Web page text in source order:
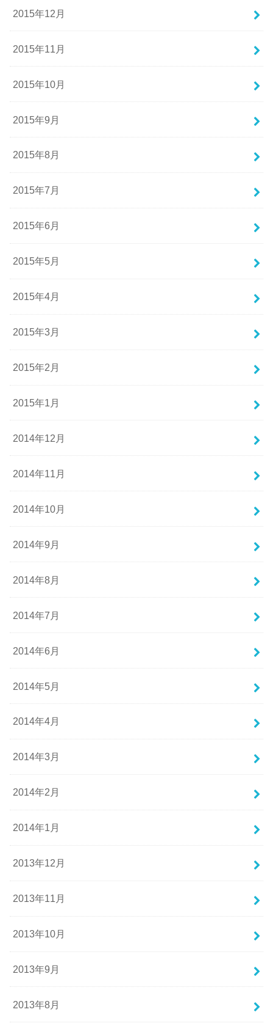
2015年12月
2015年11月
2015年10月
2015年9月
2015年8月
2015年7月
2015年6月
2015年5月
2015年4月
2015年3月
2015年2月
2015年1月
2014年12月
2014年11月
2014年10月
2014年9月
2014年8月
2014年7月
2014年6月
2014年5月
2014年4月
2014年3月
2014年2月
2014年1月
2013年12月
2013年11月
2013年10月
2013年9月
2013年8月